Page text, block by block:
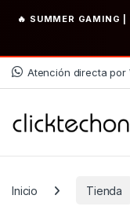
🔥 SUMMER GAMING
Saltar a la navegación
Saltar al contenido
Atención directa por
Inicio Tienda